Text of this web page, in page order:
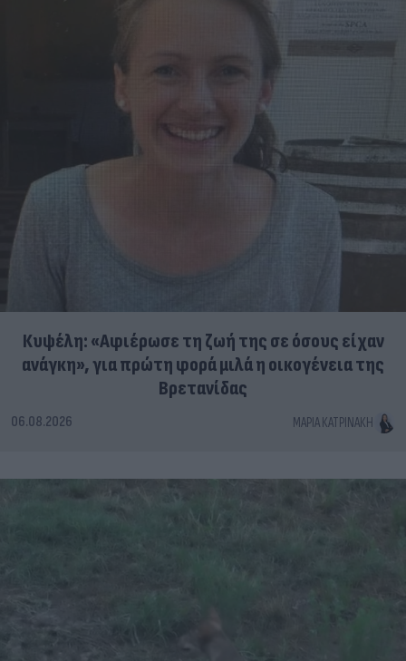
Κυψέλη: «Αφιέρωσε τη ζωή της σε όσους είχαν
ανάγκη», για πρώτη φορά μιλά η οικογένεια της
Βρετανίδας
06.08.2026 ΜΑΡΊΑ ΚΑΤΡΙΝΆΚΗ